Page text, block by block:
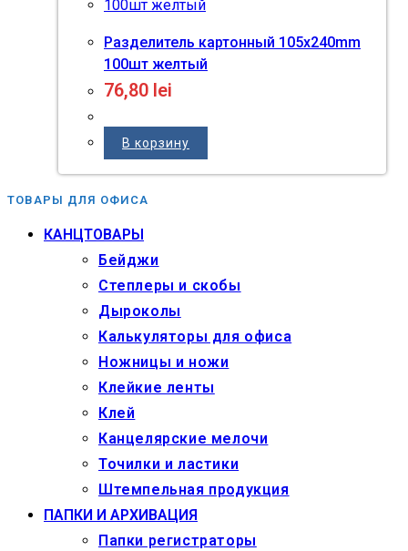
Разделитель картонный 105x240mm
100шт желтый
76,80 lei
В корзину
ТОВАРЫ ДЛЯ ОФИСА
КАНЦТОВАРЫ
Бейджи
Степлеры и скобы
Дыроколы
Калькуляторы для офиса
Ножницы и ножи
Клейкие ленты
Клей
Канцелярские мелочи
Точилки и ластики
Штемпельная продукция
ПАПКИ И АРХИВАЦИЯ
Папки регистраторы